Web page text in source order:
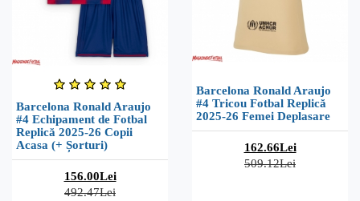
Barcelona Ronald Araujo
#4 Echipament de Fotbal
Replică 2025-26 Copii
Acasa (+ Șorturi)
156.00Lei
492.47Lei
Barcelona Ronald Araujo
#4 Tricou Fotbal Replică
2025-26 Femei Deplasare
162.66Lei
509.12Lei